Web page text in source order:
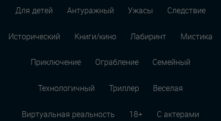
Для детей Антуражный Ужасы Следствие
Исторический Книги/кино Лабиринт Мистика
Приключение Ограбление Семейный
Технологичный Триллер Веселая
Виртуальная реальность 18+ С актерами